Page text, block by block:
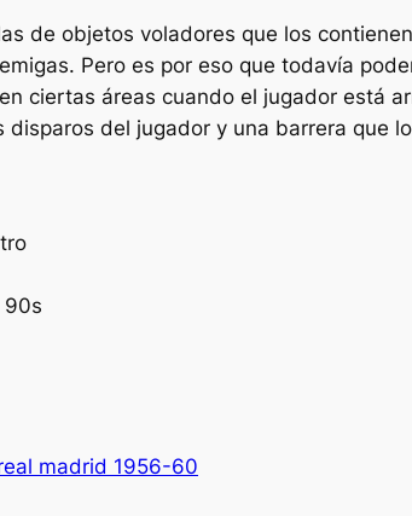
de objetos voladores que los
Pero es por eso que todavía
ciertas áreas cuando el jugador está
del jugador y una barrera que
madrid 1956-60